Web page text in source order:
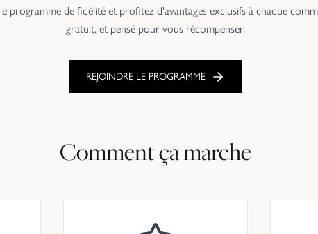
programme de fidélité et profitez d'avantages exclusifs à chaque
gratuit, et pensé pour vous récompenser.
REJOINDRE LE PROGRAMME
Comment ça marche